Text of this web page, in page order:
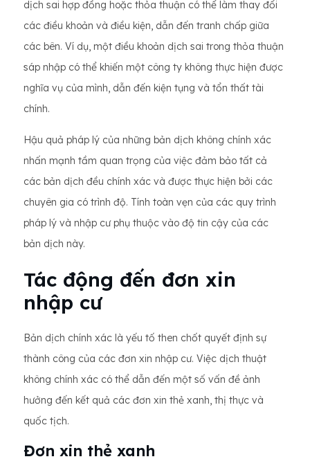
dịch sai hợp đồng hoặc thỏa thuận có thể làm thay đổi
các điều khoản và điều kiện, dẫn đến tranh chấp giữa
các bên. Ví dụ, một điều khoản dịch sai trong thỏa thuận
sáp nhập có thể khiến một công ty không thực hiện được
nghĩa vụ của mình, dẫn đến kiện tụng và tổn thất tài
chính.
Hậu quả pháp lý của những bản dịch không chính xác
nhấn mạnh tầm quan trọng của việc đảm bảo tất cả
các bản dịch đều chính xác và được thực hiện bởi các
chuyên gia có trình độ. Tính toàn vẹn của các quy trình
pháp lý và nhập cư phụ thuộc vào độ tin cậy của các
bản dịch này.
Tác động đến đơn xin
nhập cư
Bản dịch chính xác là yếu tố then chốt quyết định sự
thành công của các đơn xin nhập cư. Việc dịch thuật
không chính xác có thể dẫn đến một số vấn đề ảnh
hưởng đến kết quả các đơn xin thẻ xanh, thị thực và
quốc tịch.
Đơn xin thẻ xanh